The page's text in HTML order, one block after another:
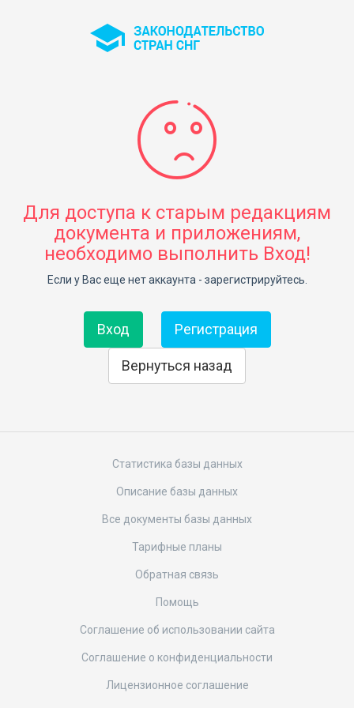
Для доступа к старым редакциям
документа и приложениям,
необходимо выполнить Вход!
Если у Вас еще нет аккаунта - зарегистрируйтесь.
Вход Регистрация
Вернуться назад
Статистика базы данных
Описание базы данных
Все документы базы данных
Тарифные планы
Обратная связь
Помощь
Соглашение об использовании сайта
Соглашение о конфиденциальности
Лицензионное соглашение